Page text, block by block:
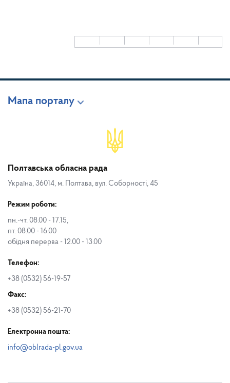
Мапа порталу
Полтавська обласна рада
Україна, 36014, м. Полтава, вул. Соборності, 45
Режим роботи:
пн.-чт. 08.00 - 17.15,
пт. 08.00 - 16.00
обідня перерва - 12.00 - 13.00
Телефон:
+38 (0532) 56-19-57
Факс:
+38 (0532) 56-21-70
Електронна пошта:
info@oblrada-pl.gov.ua